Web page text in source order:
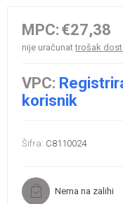
MPC: €27,38
nije uračunattrošak
VPC:
korisnik
Šifra: C8110024
Nema na zalihi